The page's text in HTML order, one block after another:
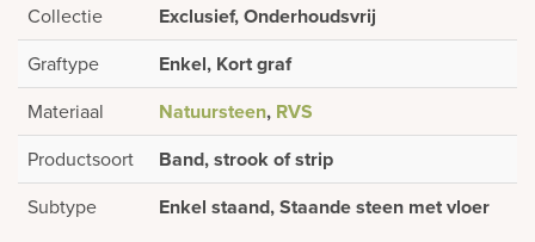
Collectie
Exclusief, Onderhoudsvrij
Graftype Enkel, Kort graf
Materiaal Natuursteen, RVS
Productsoort Band, strook of strip
Subtype Enkel staand, Staande steen met vloer